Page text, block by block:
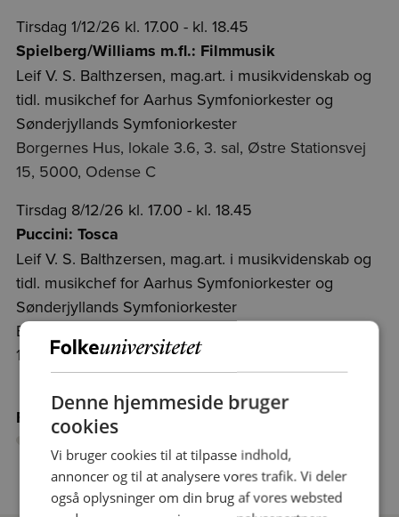
Tirsdag 1/12/26 kl. 17.00 - kl. 18.45
Spielberg/Williams m.fl.: Filmmusik
Leif V. S. Balthzersen, mag.art. i musikvidenskab og
tidl. musikchef for Aarhus Symfoniorkester og
Sønderjyllands Symfoniorkester
Borgernes Hus, lokale 3.6, 3. sal, Østre Stationsvej
15, 5000, Odense C
Tirsdag 8/12/26 kl. 17.00 - kl. 18.45
Puccini: Tosca
Leif V. S. Balthzersen, mag.art. i musikvidenskab og
tidl. musikchef for Aarhus Symfoniorkester og
Sønderjyllands Symfoniorkester
Borgernes Hus, lokale 3.6, 3. sal, Østre Stationsvej
15, 5000, Odense C
Føj holdet til favoritter
Denne hjemmeside bruger
cookies
Vi bruger cookies til at tilpasse indhold,
annoncer og til at analysere vores trafik. Vi deler
også oplysninger om din brug af vores websted